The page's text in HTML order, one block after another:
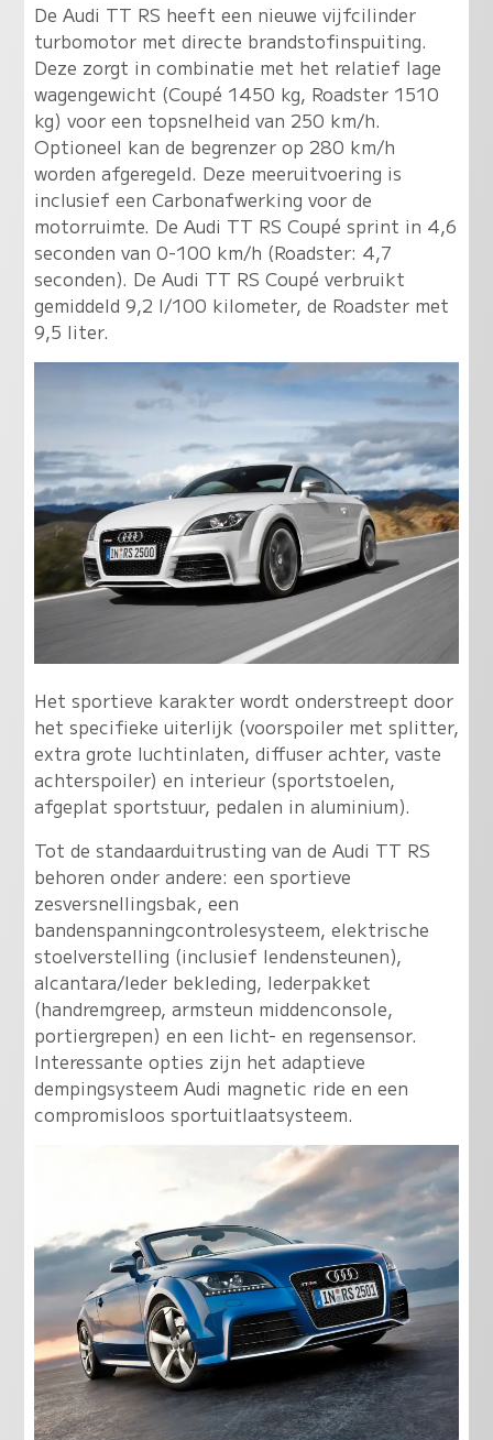
De Audi TT RS heeft een nieuwe vijfcilinder
turbomotor met directe brandstofinspuiting.
Deze zorgt in combinatie met het relatief lage
wagengewicht (Coupé 1450 kg, Roadster 1510
kg) voor een topsnelheid van 250 km/h.
Optioneel kan de begrenzer op 280 km/h
worden afgeregeld. Deze meeruitvoering is
inclusief een Carbonafwerking voor de
motorruimte. De Audi TT RS Coupé sprint in 4,6
seconden van 0-100 km/h (Roadster: 4,7
seconden). De Audi TT RS Coupé verbruikt
gemiddeld 9,2 l/100 kilometer, de Roadster met
9,5 liter.
Het sportieve karakter wordt onderstreept door
het specifieke uiterlijk (voorspoiler met splitter,
extra grote luchtinlaten, diffuser achter, vaste
achterspoiler) en interieur (sportstoelen,
afgeplat sportstuur, pedalen in aluminium).
Tot de standaarduitrusting van de Audi TT RS
behoren onder andere: een sportieve
zesversnellingsbak, een
bandenspanningcontrolesysteem, elektrische
stoelverstelling (inclusief lendensteunen),
alcantara/leder bekleding, lederpakket
(handremgreep, armsteun middenconsole,
portiergrepen) en een licht- en regensensor.
Interessante opties zijn het adaptieve
dempingsysteem Audi magnetic ride en een
compromisloos sportuitlaatsysteem.